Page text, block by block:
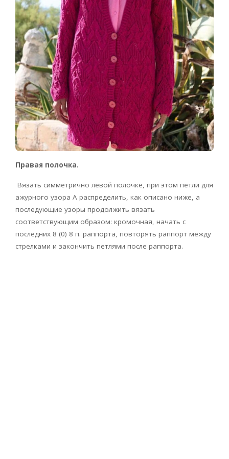
Правая полочка.
Вязать симметрично левой полочке, при этом петли для
ажурного узора А распределить, как описано ниже, а
последующие узоры продолжить вязать
соответствующим образом: кромочная, начать с
последних 8 (0) 8 п. раппорта, повторять раппорт между
стрелками и закончить петлями после раппорта.